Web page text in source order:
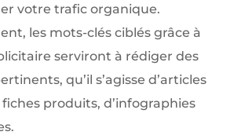
votre trafic organique.
les mots-clés ciblés grâce à
serviront à rédiger des
qu’il s’agisse d’articles
produits, d’infographies